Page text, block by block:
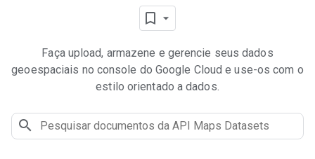
Faça upload, armazene e gerencie seus dados
geoespaciais no console do Google Cloud e use-os com o
estilo orientado a dados.